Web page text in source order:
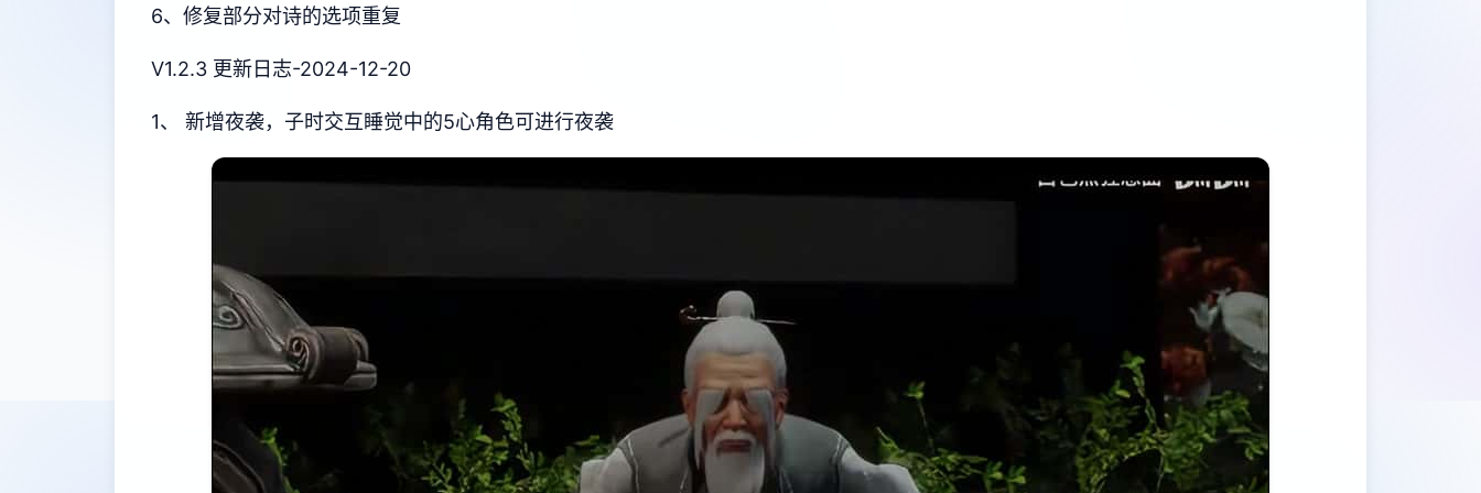
6、修复部分对诗的选项重复
V1.2.3 更新日志-2024-12-20
1、 新增夜袭，子时交互睡觉中的5心角色可进行夜袭